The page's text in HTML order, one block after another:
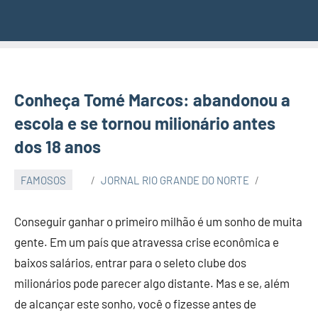
Conheça Tomé Marcos: abandonou a
escola e se tornou milionário antes
dos 18 anos
FAMOSOS JORNAL RIO GRANDE DO NORTE
Conseguir ganhar o primeiro milhão é um sonho de muita
gente. Em um país que atravessa crise econômica e
baixos salários, entrar para o seleto clube dos
milionários pode parecer algo distante. Mas e se, além
de alcançar este sonho, você o fizesse antes de